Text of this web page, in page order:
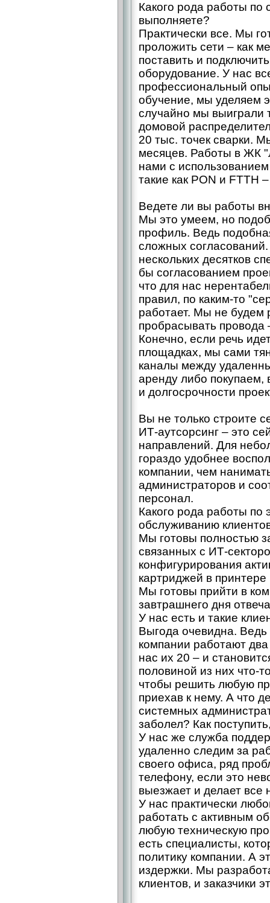
Какого рода работы по
выполняете?
Практически все. Мы
проложить сети – как
поставить и
оборудование. У нас
профессиональный
обучение, мы уделяем
случайно мы выиграли
домовой
20 тыс. точек сварки.
месяцев. Работы в ЖК
нами с
такие как PON и FTTH
Ведете ли вы работы
Мы это умеем, но
профиль. Ведь
сложных
нескольких десятков
бы согласованием
что для нас
правил, по каким-то
работает. Мы не будем
пробрасывать провода
Конечно, если речь
площадках, мы сами
каналы между
аренду либо покупаем,
и долгосрочности
Вы не только строите
ИТ-аутсорсинг – это
направлений. Для
гораздо удобнее
компании, чем
администраторов и
персонал.
Какого рода работы по
обслуживанию
Мы готовы полностью
связанных с ИТ-
конфигурирования
картриджей в
Мы готовы прийти в
завтрашнего дня
У нас есть и такие
Выгода очевидна. Ведь
компании работают
нас их 20 – и
половиной из них что-
чтобы решить любую
приехав к нему. А что
системных
заболел? Как
У нас же служба
удаленно следим за
своего офиса, ряд
телефону, если это
выезжает и делает все
У нас практически
работать с активным
любую техническую
есть специалисты,
политику компании. А
издержки. Мы
клиентов, и заказчики